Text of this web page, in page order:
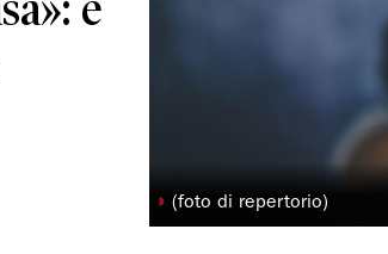
◗ (foto di repertorio)